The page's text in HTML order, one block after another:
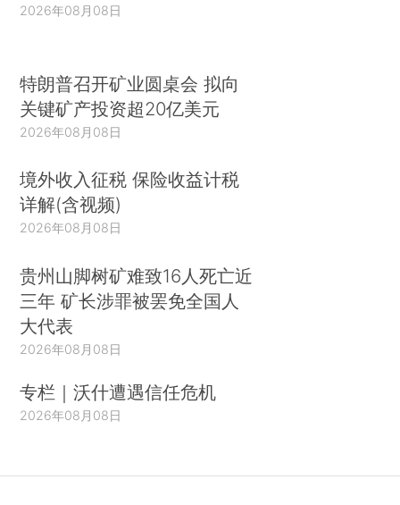
2026年08月08日
特朗普召开矿业圆桌会 拟向
关键矿产投资超20亿美元
2026年08月08日
境外收入征税 保险收益计税
详解(含视频)
2026年08月08日
贵州山脚树矿难致16人死亡近
三年 矿长涉罪被罢免全国人
大代表
2026年08月08日
专栏｜沃什遭遇信任危机
2026年08月08日